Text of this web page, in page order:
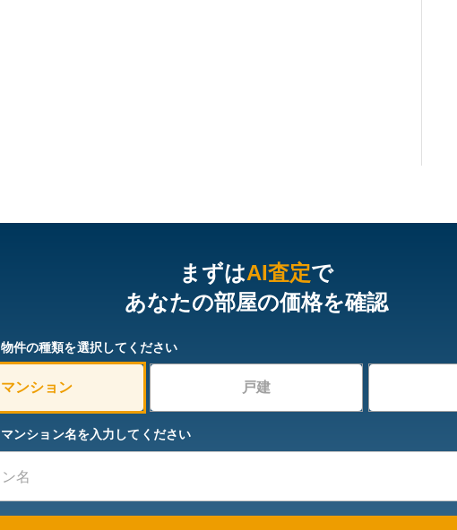
まずはAI査定で
あなたの部屋の価格を確認
物件の種類を選択してください
マンション 戸建
マンション名を入力してください